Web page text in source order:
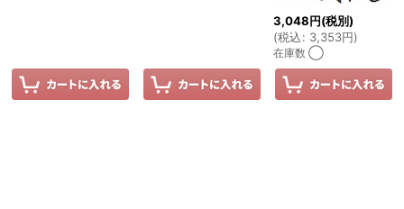
3,048円(税別)
(税込: 3,353円)
在庫数 ◯